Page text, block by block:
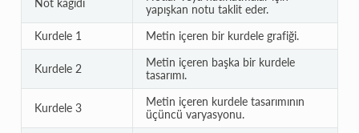
Not kağıdı
yapışkan notu taklit eder.
Kurdele 1
Metin içeren bir kurdele grafiği.
Kurdele 2
Metin içeren başka bir kurdele
tasarımı.
Kurdele 3
Metin içeren kurdele tasarımının
üçüncü varyasyonu.